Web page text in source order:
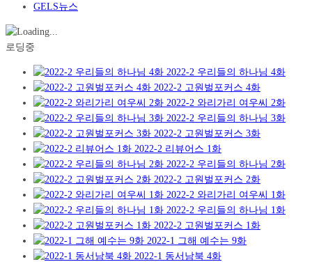
GELS뉴스
로딩중
2022-2 우리들의 하나님 4화
2022-2 고원벌포커스 4화
2022-2 와리가리 여우씨 2화
2022-2 우리들의 하나님 3화
2022-2 고원벌포커스 3화
2022-2 리뷰어스 1화
2022-2 우리들의 하나님 2화
2022-2 고원벌포커스 2화
2022-2 와리가리 여우씨 1화
2022-2 우리들의 하나님 1화
2022-2 고원벌포커스 1화
2022-1 그해 예수는 9화
2022-1 동서남북 4화